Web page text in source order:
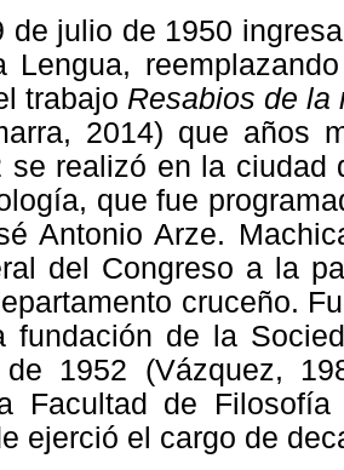
de julio de 1950
Lengua,
trabajo Resabios de la
2014) que años
se realizó en la ciudad
que fue
Antonio Arze.
del Congreso a la
cruceño.
fundación de la
1952 (Vázquez,
Facultad de
ejerció el cargo de